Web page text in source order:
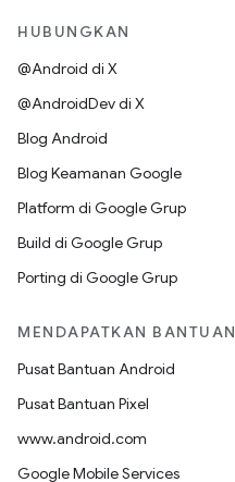
HUBUNGKAN
@Android di X
@AndroidDev di X
Blog Android
Blog Keamanan Google
Platform di Google Grup
Build di Google Grup
Porting di Google Grup
MENDAPATKAN BANTUAN
Pusat Bantuan Android
Pusat Bantuan Pixel
www.android.com
Google Mobile Services